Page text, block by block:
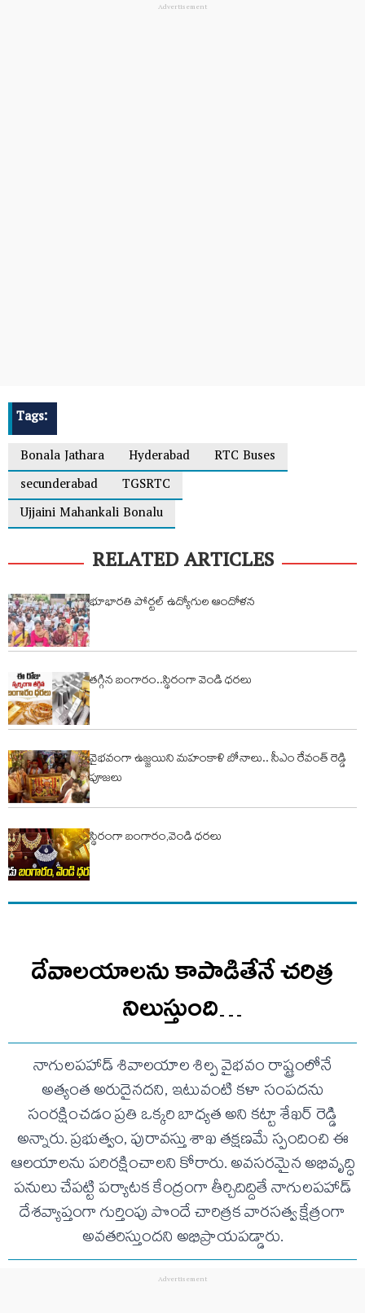
Tags:
Bonala Jathara
Hyderabad
RTC Buses
secunderabad
TGSRTC
Ujjaini Mahankali Bonalu
RELATED ARTICLES
భూభారతి పోర్టల్ ఉద్యోగుల ఆందోళన
తగ్గిన బంగారం..స్థిరంగా వెండి ధరలు
వైభవంగా ఉజ్జయిని మహంకాళి బోనాలు.. సీఎం రేవంత్ రెడ్డి
పూజలు
స్థిరంగా బంగారం,వెండి ధరలు
దేవాలయాలను కాపాడితేనే చరిత్ర
నిలుస్తుంది…
నాగులపహాడ్ శివాలయాల శిల్ప వైభవం రాష్ట్రంలోనే
అత్యంత అరుదైనదని, ఇటువంటి కళా సంపదను
సంరక్షించడం ప్రతి ఒక్కరి బాధ్యత అని కట్టా శేఖర్ రెడ్డి
అన్నారు. ప్రభుత్వం, పురావస్తు శాఖ తక్షణమే స్పందించి ఈ
ఆలయాలను పరిరక్షించాలని కోరారు. అవసరమైన అభివృద్ధి
పనులు చేపట్టి పర్యాటక కేంద్రంగా తీర్చిదిద్దితే నాగులపహాడ్
దేశవ్యాప్తంగా గుర్తింపు పొందే చారిత్రక వారసత్వ క్షేత్రంగా
అవతరిస్తుందని అభిప్రాయపడ్డారు.